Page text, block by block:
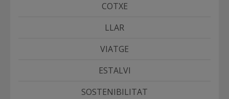
COTXE
LLAR
VIATGE
ESTALVI
SOSTENIBILITAT